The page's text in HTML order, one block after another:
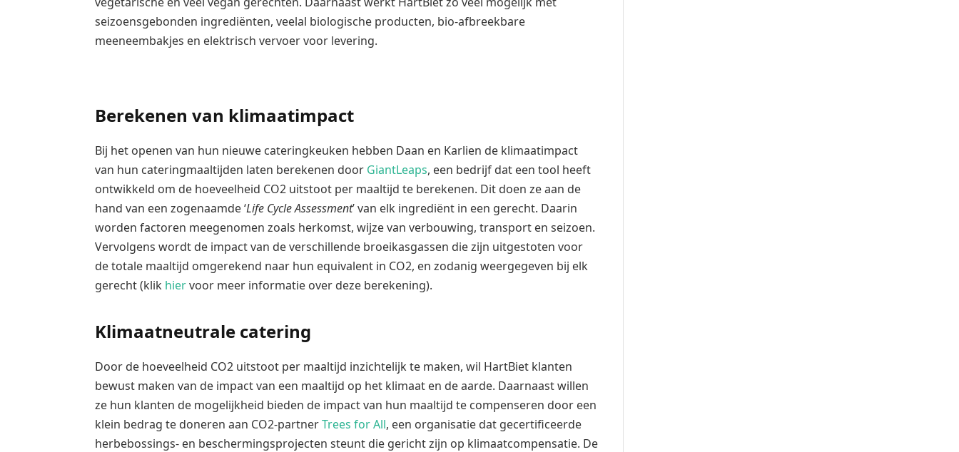
seizoensgebonden ingrediënten, veelal biologische producten, bio-afbreekbare
meeneembakjes en elektrisch vervoer voor levering.
Berekenen van klimaatimpact
Bij het openen van hun nieuwe cateringkeuken hebben Daan en Karlien de klimaatimpact
van hun cateringmaaltijden laten berekenen door GiantLeaps, een bedrijf dat een tool heeft
ontwikkeld om de hoeveelheid CO2 uitstoot per maaltijd te berekenen. Dit doen ze aan de
hand van een zogenaamde ‘Life Cycle Assessment’ van elk ingrediënt in een gerecht. Daarin
worden factoren meegenomen zoals herkomst, wijze van verbouwing, transport en seizoen.
Vervolgens wordt de impact van de verschillende broeikasgassen die zijn uitgestoten voor
de totale maaltijd omgerekend naar hun equivalent in CO2, en zodanig weergegeven bij elk
gerecht (klik hiervoor meer informatie over deze berekening).
Klimaatneutrale catering
Door de hoeveelheid CO2 uitstoot per maaltijd inzichtelijk te maken, wil HartBiet klanten
bewust maken van de impact van een maaltijd op het klimaat en de aarde. Daarnaast willen
ze hun klanten de mogelijkheid bieden de impact van hun maaltijd te compenseren door een
klein bedrag te doneren aan CO2-partnerTrees for All, een organisatie dat gecertificeerde
herbebossings- en beschermingsprojecten steunt die gericht zijn op klimaatcompensatie. De